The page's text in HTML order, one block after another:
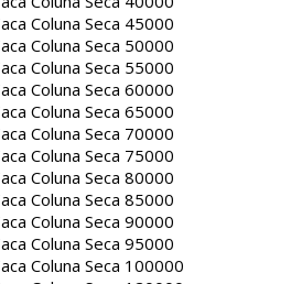
Coluna Seca 45000
Coluna Seca 50000
Coluna Seca 55000
Coluna Seca 60000
Coluna Seca 65000
Coluna Seca 70000
Coluna Seca 75000
Coluna Seca 80000
Coluna Seca 85000
Coluna Seca 90000
Coluna Seca 95000
Coluna Seca 100000